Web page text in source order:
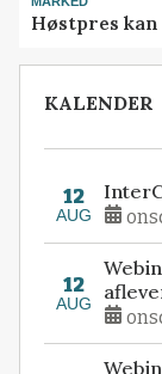
Høstpres
KALENDER
12
AUG
12
AUG